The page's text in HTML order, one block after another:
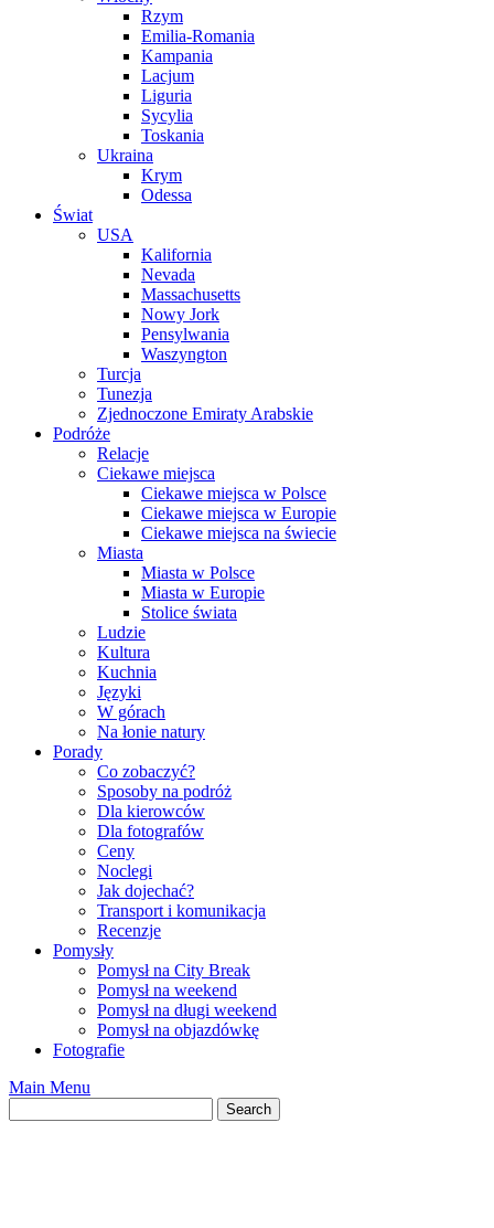
Rzym
Emilia-Romania
Kampania
Lacjum
Liguria
Sycylia
Toskania
Ukraina
Krym
Odessa
Świat
USA
Kalifornia
Nevada
Massachusetts
Nowy Jork
Pensylwania
Waszyngton
Turcja
Tunezja
Zjednoczone Emiraty Arabskie
Podróże
Relacje
Ciekawe miejsca
Ciekawe miejsca w Polsce
Ciekawe miejsca w Europie
Ciekawe miejsca na świecie
Miasta
Miasta w Polsce
Miasta w Europie
Stolice świata
Ludzie
Kultura
Kuchnia
Języki
W górach
Na łonie natury
Porady
Co zobaczyć?
Sposoby na podróż
Dla kierowców
Dla fotografów
Ceny
Noclegi
Jak dojechać?
Transport i komunikacja
Recenzje
Pomysły
Pomysł na City Break
Pomysł na weekend
Pomysł na długi weekend
Pomysł na objazdówkę
Fotografie
Main Menu